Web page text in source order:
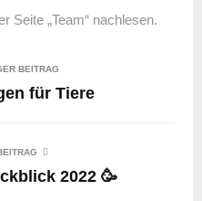
Seite „Team“ nachlesen.
BEITRAG
für Tiere
2022 🥳